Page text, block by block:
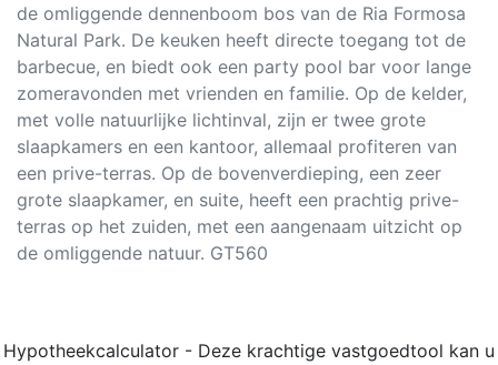
de omliggende dennenboom bos van de Ria Formosa
Natural Park. De keuken heeft directe toegang tot de
barbecue, en biedt ook een party pool bar voor lange
zomeravonden met vrienden en familie. Op de kelder,
met volle natuurlijke lichtinval, zijn er twee grote
slaapkamers en een kantoor, allemaal profiteren van
een prive-terras. Op de bovenverdieping, een zeer
grote slaapkamer, en suite, heeft een prachtig prive-
terras op het zuiden, met een aangenaam uitzicht op
de omliggende natuur. GT560
Hypotheekcalculator - Deze krachtige vastgoedtool kan u